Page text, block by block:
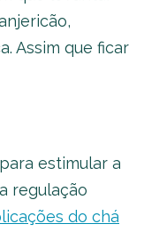
Assim que ficar
estimular a
regulação
do chá